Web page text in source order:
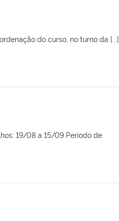
do curso, no turno da [...]
19/08 a 15/09 Período de